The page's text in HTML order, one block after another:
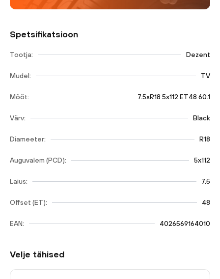
Spetsifikatsioon
Tootja: Dezent
Mudel: TV
Mõõt: 7.5xR18 5x112 ET48 60.1
Värv: Black
Diameeter: R18
Auguvalem (PCD): 5x112
Laius: 7.5
Offset (ET): 48
EAN: 4026569164010
Velje tähised